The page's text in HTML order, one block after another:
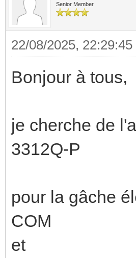
Senior Member
22/08/2025, 22:29:45
Bonjour à tous,
je cherche de
3312Q-P
pour la gâche
COM
et